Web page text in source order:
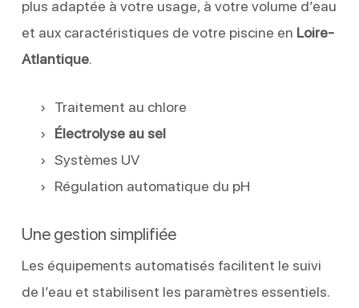
plus adaptée à votre usage, à votre volume d’eau
et aux caractéristiques de votre piscine en Loire-
Atlantique.
Traitement au chlore
Électrolyse au sel
Systèmes UV
Régulation automatique du pH
Une gestion simplifiée
Les équipements automatisés facilitent le suivi
de l’eau et stabilisent les paramètres essentiels.